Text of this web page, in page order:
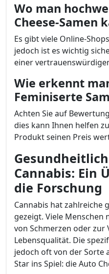
Wo man
Cheese-Samen
Es gibt viele Online-
jedoch ist es wichtig
einer
Wie erkennt
Feminiserte
Achten Sie auf
dies kann Ihnen helfen
Produkt seinen Preis
Cannabis: Ein
die Forschung
Cannabis hat zahlreiche
gezeigt. Viele Menschen
von Schmerzen oder
Lebensqualität. Die
jedoch oft von der Sorte
Star ins Spiel: die Auto